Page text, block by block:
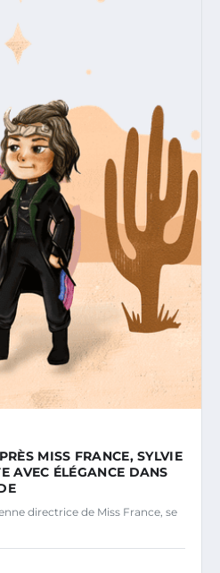
MISS FRANCE, SYLVIE
AVEC ÉLÉGANCE DANS
directrice de Miss France, se